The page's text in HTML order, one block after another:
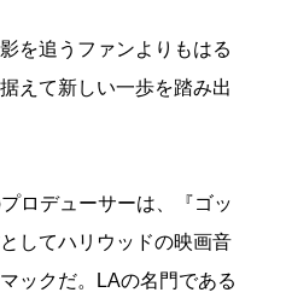
を追うファンよりもはる
えて新しい一歩を踏み出
ロデューサーは、『ゴッ
してハリウッドの映画音
ックだ。LAの名門である